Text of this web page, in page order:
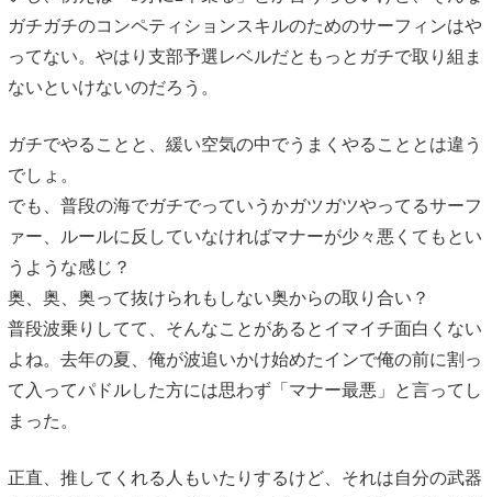
ガチガチのコンペティションスキルのためのサーフィンはや
ってない。やはり支部予選レベルだともっとガチで取り組ま
ないといけないのだろう。
ガチでやることと、緩い空気の中でうまくやることとは違う
でしょ。
でも、普段の海でガチでっていうかガツガツやってるサーフ
ァー、ルールに反していなければマナーが少々悪くてもとい
うような感じ？
奥、奥、奥って抜けられもしない奥からの取り合い？
普段波乗りしてて、そんなことがあるとイマイチ面白くない
よね。去年の夏、俺が波追いかけ始めたインで俺の前に割っ
て入ってパドルした方には思わず「マナー最悪」と言ってし
まった。
正直、推してくれる人もいたりするけど、それは自分の武器